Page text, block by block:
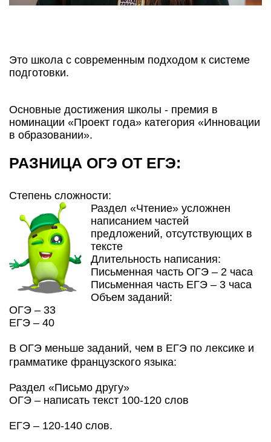
Это школа с современным подходом к системе
подготовки.
Основные достижения школы - премия в
номинации «Проект года» категория «Инновации
в образовании».
РАЗНИЦА ОГЭ ОТ ЕГЭ:
Степень сложности:
Раздел «Чтение» усложнен
написанием частей
предложений, отсутствующих в
тексте
Длительность написания:
Письменная часть ОГЭ – 2 часа
Письменная часть ЕГЭ – 3 часа
Объем заданий:
ОГЭ – 33
ЕГЭ – 40
В ОГЭ меньше заданий, чем в ЕГЭ по лексике и
грамматике французского языка:
Раздел «Письмо другу»
ОГЭ – написать текст 100-120 слов
ЕГЭ – 120-140 слов.